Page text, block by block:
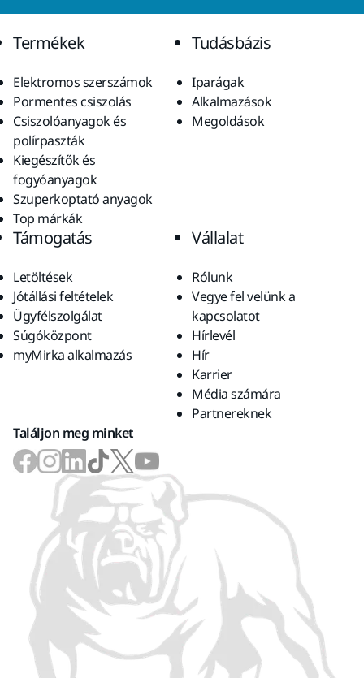
Termékek
Elektromos szerszámok
Pormentes csiszolás
Csiszolóanyagok és
polírpaszták
Kiegészítők és
fogyóanyagok
Szuperkoptató anyagok
Top márkák
Tudásbázis
Iparágak
Alkalmazások
Megoldások
Támogatás
Letöltések
Jótállási feltételek
Ügyfélszolgálat
Súgóközpont
myMirka alkalmazás
Vállalat
Rólunk
Vegye fel velünk a
kapcsolatot
Hírlevél
Hír
Karrier
Média számára
Partnereknek
Találjon meg minket